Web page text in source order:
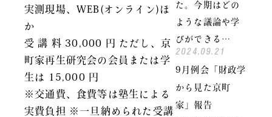
実測現場、WEB(オンライン)ほ
か
受 講 料 30,000 円 ただし、京
町家再生研究会の会員または学
生は 15,000 円
※交通費、食費等は塾生による
実費負担 ※一旦納められた受講
た。今期はどの
ような議論や学
びができる…
2024.09.21
9月例会「財政学
から見た京町
家」報告